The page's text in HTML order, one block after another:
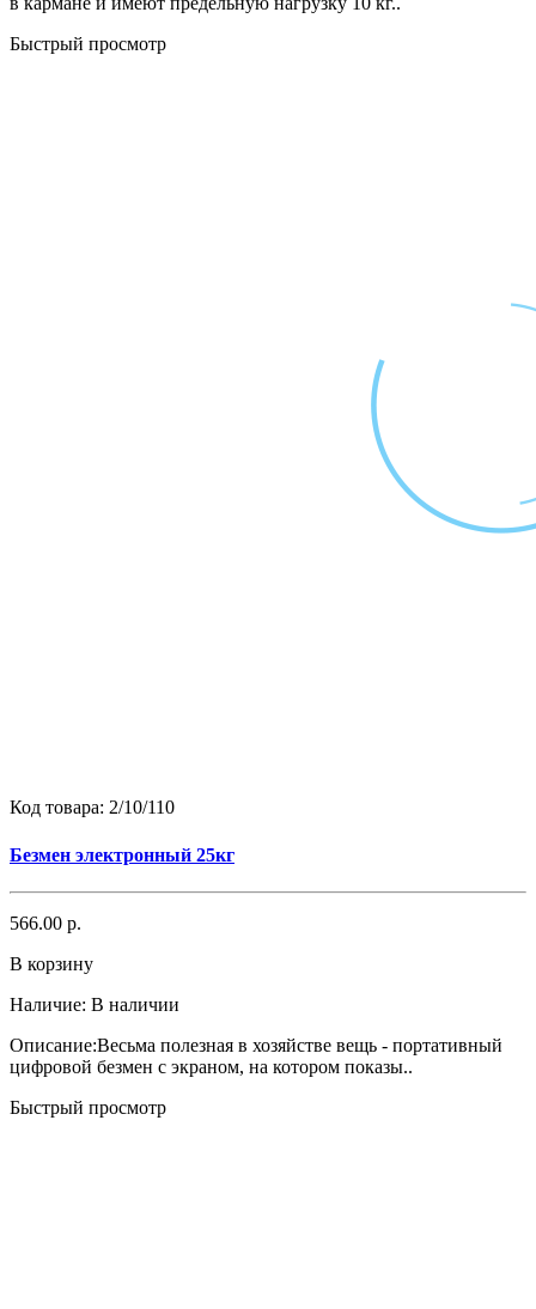
Быстрый просмотр
Код товара: 2/10/110
Безмен электронный 25кг
566.00 р.
В корзину
Наличие: В наличии
Описание:Весьма полезная в хозяйстве вещь - портативный
цифровой безмен с экраном, на котором показы..
Быстрый просмотр